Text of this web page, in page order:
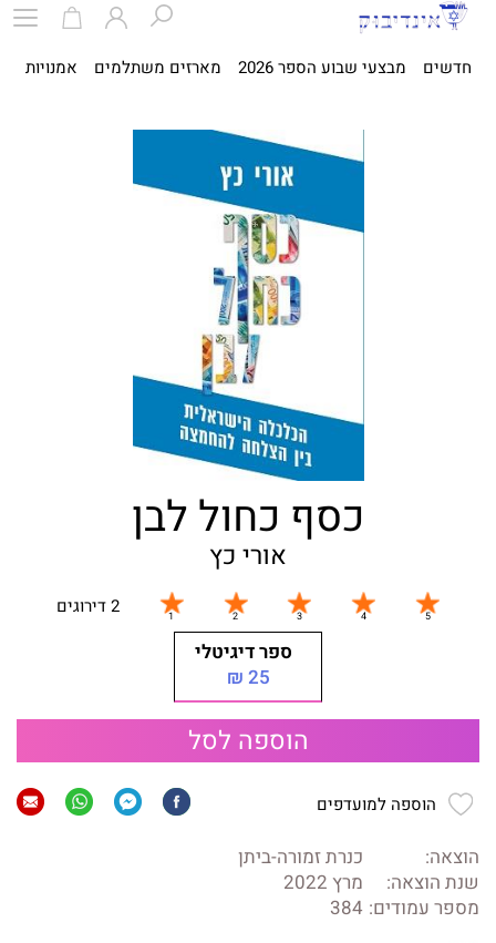
חדשים מבצעי שבוע הספר 2026 מארזים משתלמים אמנויות
כסף כחול לבן
אורי כץ
2 דירוגים
ספר דיגיטלי
25 ₪
הוספה לסל
הוספה למועדפים
הוצאה:
כנרת זמורה-ביתן
שנת הוצאה:
מרץ 2022
מספר עמודים: 384